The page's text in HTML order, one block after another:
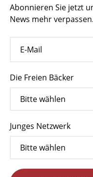
Abonnieren Sie jetzt
News mehr verpassen.
Die Freien Bäcker
Junges Netzwerk